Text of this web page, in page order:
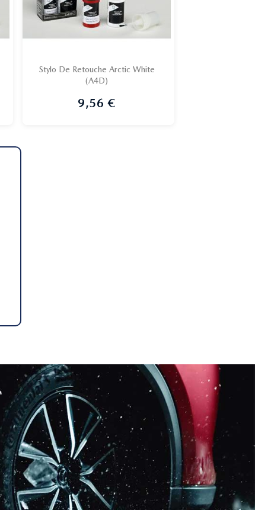
Stylo De Retouche Arctic White
(A4D)
Prix
9,56 €
Aperçu rapide